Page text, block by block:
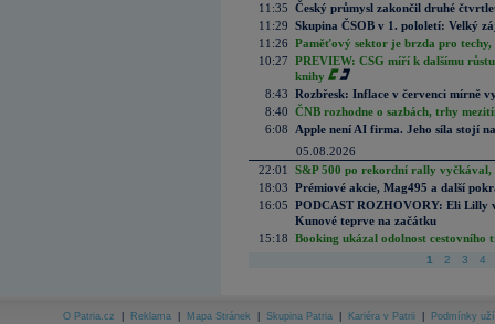
11:35 Český průmysl zakončil druhé
11:29 Skupina ČSOB v 1. pololetí: Velký
11:26 Paměťový sektor je brzda pro techy,
10:27 PREVIEW: CSG míří k dalšímu
knihy
8:43 Rozbřesk: Inflace v červenci mírně
8:40 ČNB rozhodne o sazbách, trhy
6:08
Apple není AI firma. Jeho síla stojí
05.08.2026
22:01
S&P 500 po rekordní rally vyčkával,
18:03 Prémiové akcie, Mag495 a další
16:05 PODCAST ROZHOVORY: Eli Lilly
Kunové teprve na začátku
15:18 Booking ukázal odolnost cestovního
1 2 3 4
O Patria.cz Reklama Mapa Stránek Skupina Patria Kariéra v Patrii Podmínky